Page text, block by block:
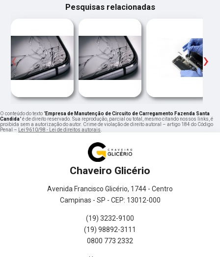
Pesquisas relacionadas
‹ ›
O conteúdo do texto "Empresa de Manutenção de Circuito de Carregamento Fazenda Santa
Candida" é de direito reservado. Sua reprodução, parcial ou total, mesmo citando nossos links, é
proibida sem a autorização do autor. Crime de violação de direito autoral – artigo 184 do Código
Penal –
Lei 9610/98 - Lei de direitos autorais
Chaveiro Glicério
Avenida Francisco Glicério, 1744 - Centro
Campinas - SP - CEP: 13012-000
(19) 3232-9100
(19) 98892-3111
0800 773 2332